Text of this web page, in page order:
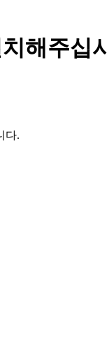
해주십
다.